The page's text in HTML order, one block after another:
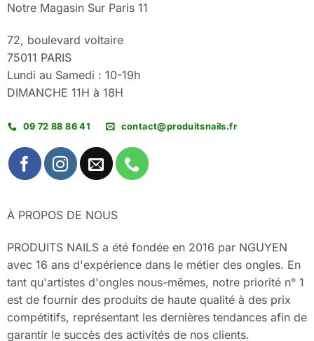
Notre Magasin Sur Paris 11
72, boulevard voltaire
75011 PARIS
Lundi au Samedi : 10-19h
DIMANCHE 11H à 18H
09 72 88 86 41 contact@produitsnails.fr
À PROPOS DE NOUS
PRODUITS NAILS a été fondée en 2016 par NGUYEN
avec 16 ans d'expérience dans le métier des ongles. En
tant qu'artistes d'ongles nous-mêmes, notre priorité n° 1
est de fournir des produits de haute qualité à des prix
compétitifs, représentant les dernières tendances afin de
garantir le succès des activités de nos clients.